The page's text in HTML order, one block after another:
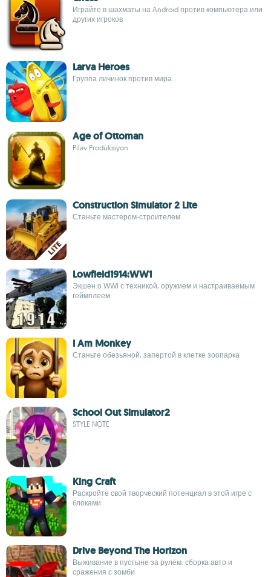
Играйте в шахматы на Android против компьютера или
других игроков
Larva Heroes
Группа личинок против мира
Age of Ottoman
Pilav Prodüksiyon
Construction Simulator 2 Lite
Станьте мастером-строителем
Lowfield1914:WW1
Экшен о WWI с техникой, оружием и настраиваемым
геймплеем
I Am Monkey
Станьте обезьяной, запертой в клетке зоопарка
School Out Simulator2
STYLE NOTE
King Craft
Раскройте свой творческий потенциал в этой игре с
блоками
Drive Beyond The Horizon
Выживание в пустыне за рулём: сборка авто и
сражения с зомби